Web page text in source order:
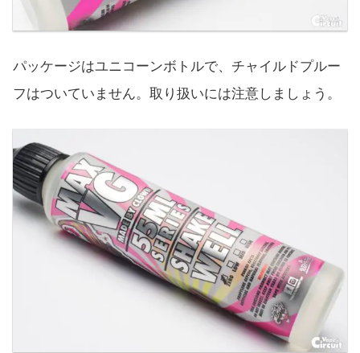
パッケージはユニコーンボトルで、チャイルドプルー
フはついていません。取り扱いには注意しましょう。